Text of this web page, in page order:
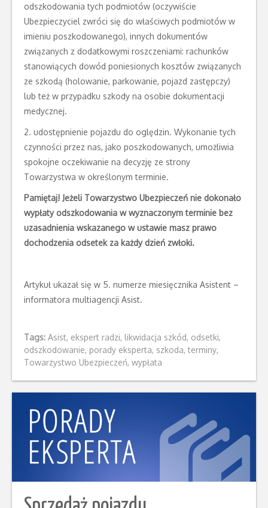
odszkodowania tych podmiotów (oczywiście
Ubezpieczyciel zwróci się do właściwych podmiotów w
imieniu poszkodowanego), innych dokumentów
związanych z dodatkowymi roszczeniami: rachunków
stanowiących dowód poniesionych kosztów związanych
ze szkodą (holowanie, parkowanie, pojazd zastępczy)
lub też w przypadku szkody na osobie dokumentacji
medycznej.
2. udostępnienie pojazdu do oględzin. Wykonanie tych
czynności przez nas, jako poszkodowanych, umożliwia
spokojne oczekiwanie na decyzję ze strony
Towarzystwa w określonym terminie.
Pamiętaj! Jeżeli Towarzystwo Ubezpieczeń nie dokonało
wypłaty odszkodowania w wyznaczonym terminie bez
uzasadnienia wskazanego w ustawie masz prawo
dochodzenia odsetek za każdy dzień zwłoki.
Artykuł ukazał się w 5. numerze miesięcznika Asistent –
informatora multiagencji Asist.
Tags: Asist, ekspert radzi, likwidacja szkód, odsetki,
odszkodowanie, porady eksperta, szkoda,terminy,
Towarzystwo Ubezpieczeń, wypłata